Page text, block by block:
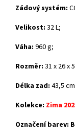
Zádový systém:
Velikost: 32 L;
Váha: 960 g;
Rozměr: 31 x 26 x
Délka zad: 43,5
Kolekce: Zima
Označení barev: